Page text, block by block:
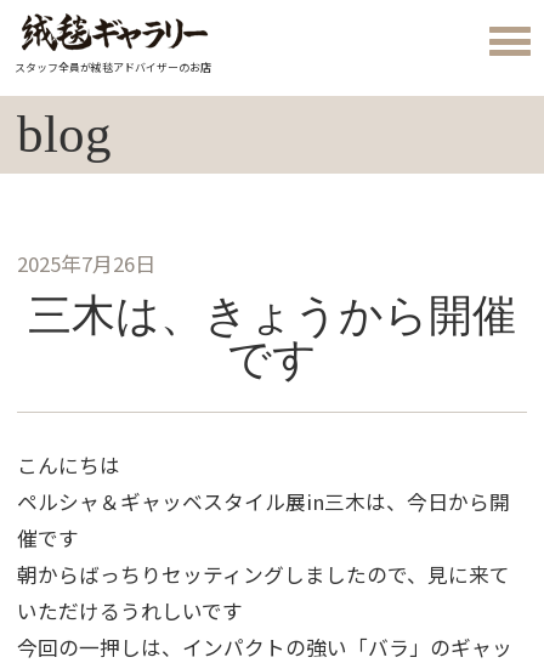
スタッフ全員が絨毯アドバイザーのお店
blog
2025年7月26日
三木は、きょうから開催
です
こんにちは
ペルシャ＆ギャッベスタイル展in三木は、今日から開
催です
朝からばっちりセッティングしましたので、見に来て
いただけるうれしいです
今回の一押しは、インパクトの強い「バラ」のギャッ